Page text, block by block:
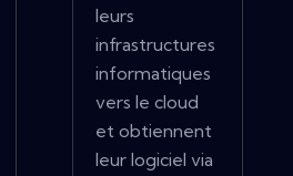
leurs
infrastructures
informatiques
vers le cloud
et obtiennent
leur logiciel via